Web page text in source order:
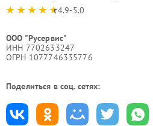
4.9-5.0
ООО "Русервис"
ИНН 7702633247
ОГРН 1077746335776
Поделиться в соц. сетях: